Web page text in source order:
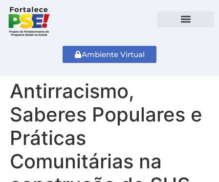
Ambiente Virtual
Antirracismo,
Saberes Populares e
Práticas
Comunitárias na